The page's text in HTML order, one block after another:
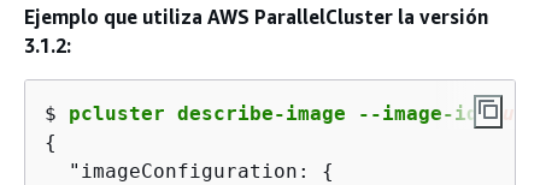
Ejemplo que utiliza AWS ParallelCluster la versión
3.1.2:
$ pcluster describe-image --image-id
{
  "imageConfiguration:
{